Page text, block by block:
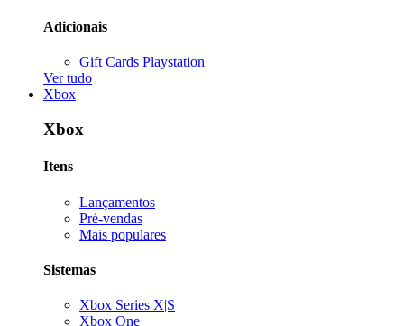
Adicionais
Gift Cards Playstation
Ver tudo
Xbox
Xbox
Itens
Lançamentos
Pré-vendas
Mais populares
Sistemas
Xbox Series X|S
Xbox One